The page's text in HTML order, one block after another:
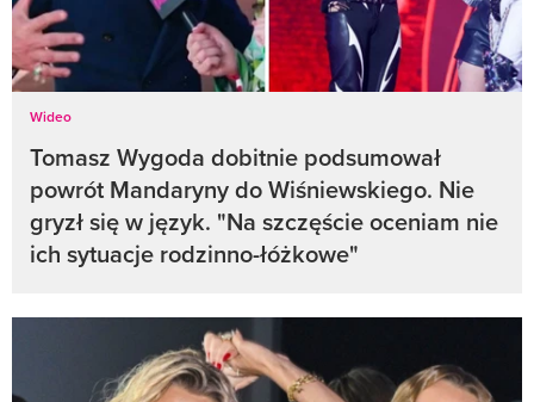
Wideo
Tomasz Wygoda dobitnie podsumował
powrót Mandaryny do Wiśniewskiego. Nie
gryzł się w język. "Na szczęście oceniam nie
ich sytuacje rodzinno-łóżkowe"